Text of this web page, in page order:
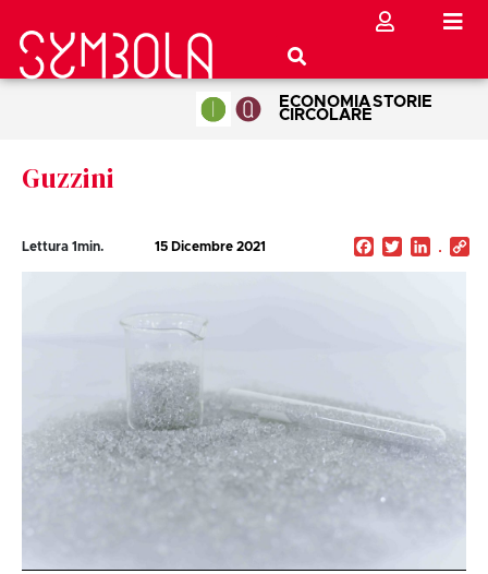
ECONOMIA
CIRCOLARE
STORIE
Guzzini
Lettura 1min. 15 Dicembre 2021 Facebook
Twitter